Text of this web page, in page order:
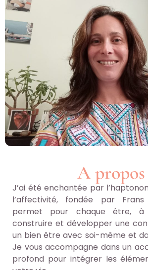
A propos
J’ai été enchantée par
l’affectivité, fondée par Frans
permet pour chaque être,
construire et développer une
un bien être avec soi-même et
Je vous accompagne dans un
profond pour intégrer les